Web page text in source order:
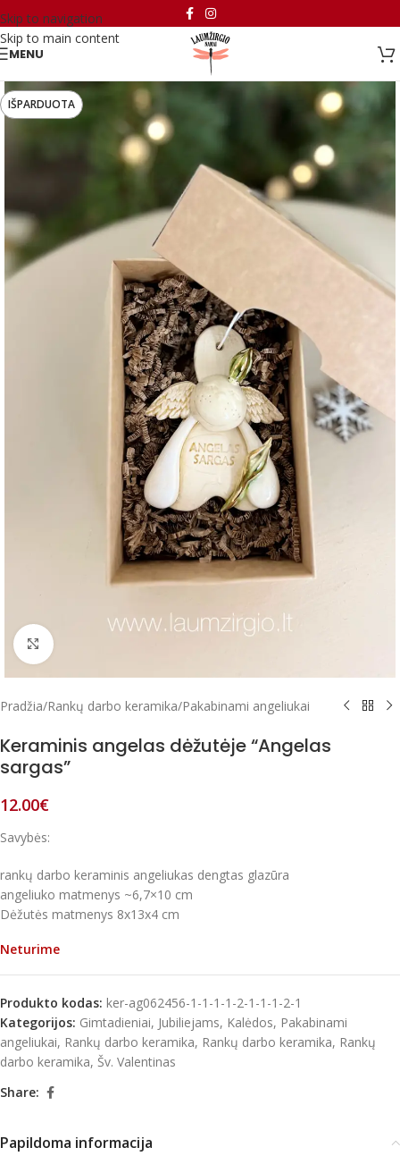
Skip to navigation
Skip to main content
MENU
IŠPARDUOTA
Paspausk, kad padidintum
Pradžia/Rankų darbo keramika/Pakabinami angeliukai
Keraminis angelas dėžutėje “Angelas
sargas”
12.00€
Savybės:
rankų darbo keraminis angeliukas dengtas glazūra
angeliuko matmenys ~6,7×10 cm
Dėžutės matmenys 8x13x4 cm
Neturime
Produkto kodas: ker-ag062456-1-1-1-1-2-1-1-1-2-1
Kategorijos: Gimtadieniai, Jubiliejams, Kalėdos, Pakabinami
angeliukai, Rankų darbo keramika, Rankų darbo keramika, Rankų
darbo keramika, Šv. Valentinas
Share:
Papildoma informacija